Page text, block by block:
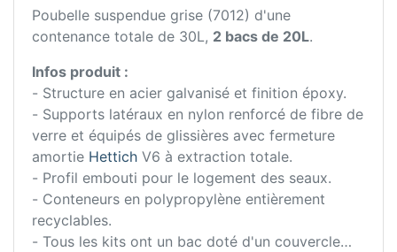
Poubelle suspendue grise (7012) d'une
contenance totale de 30L, 2 bacs de 20L.
Infos produit :
- Structure en acier galvanisé et finition époxy.
- Supports latéraux en nylon renforcé de fibre de
verre et équipés de glissières avec fermeture
amortie Hettich V6 à extraction totale.
- Profil embouti pour le logement des seaux.
- Conteneurs en polypropylène entièrement
recyclables.
- Tous les kits ont un bac doté d'un couvercle